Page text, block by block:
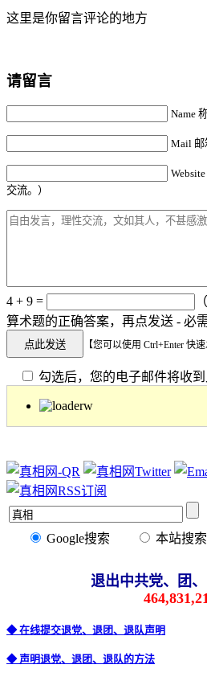
这里是你留言评论的地方
请留言
Name
Mail 邮
交流。）
4 + 9 =
算术题的正确答案，再点发送 - 必
【您可以使用 Ctrl+Enter 快速
勾选后，您的电子邮件将收到
Google搜索 本站搜索
退出中共党、团
◆ 在线提交退党、退团、退队声明
◆ 声明退党、退团、退队的方法